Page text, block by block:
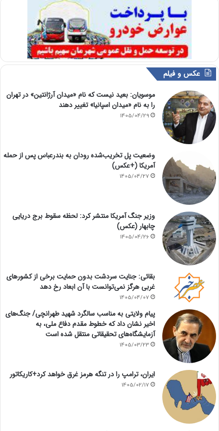
عکس و فیلم
موسویان: بعید نیست که نام «میدان آرژانتین» در تهران
را به نام «میدان اسپانیا» تغییر دهند
1405/04/29
وضعیت پل تخریب‌شده رودان به بندرعباس پس از حمله
آمریکا (+عکس)
1405/04/27
وزیر جنگ آمریکا منتشر کرد: لحظه سقوط برج دریایی
چابهار (عکس)
1405/04/26
بقائی: جنایت سردشت بدون حمایت برخی از کشورهای
غربی هرگز نمی‌توانست با آن ابعاد رخ دهد
1405/04/07
پیام ولایتی به مناسب سالگرد شهید طهرانچی/ جنگ‌های
اخیر نشان داد که خطوط مقدم دفاع ملی، به
آزمایشگاه‌های تحقیقاتی منتقل شده است
1405/03/23
ایران، ترامپ را در تنگه هرمز غرق خواهد کرد+کاریکاتور
1405/02/17